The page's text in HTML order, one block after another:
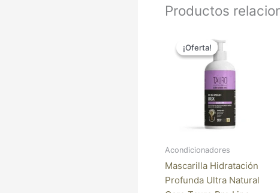
Productos
¡Oferta!
¡Oferta!
Acondicionadores
Mascarilla Hidratación
Profunda Ultra Natural
18,82 €
54,90 €